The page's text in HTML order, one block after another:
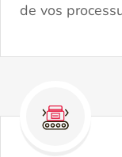
de vos